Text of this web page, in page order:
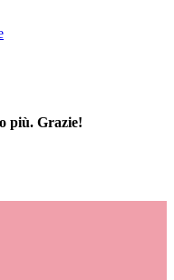
più. Grazie!